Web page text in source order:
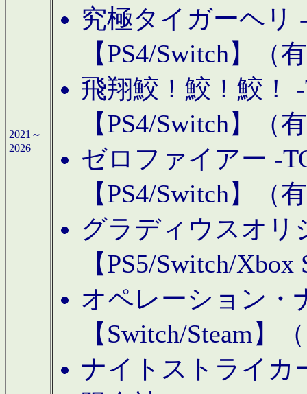
2021～
2026
究極タイガーヘリ
【PS4/Switch】（
飛翔鮫！鮫！鮫！
【PS4/Switch】（
ゼロファイアー -
【PS4/Switch】（
グラディウスオリ
【PS5/Switch/
オペレーション・
【Switch/Steam】
ナイトストライカ